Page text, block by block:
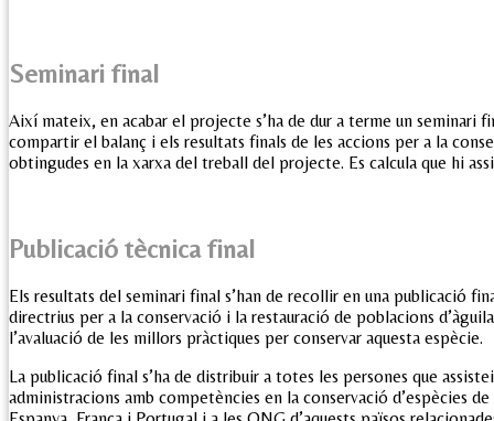
Seminari final
Així mateix, en acabar el projecte s’ha de dur a terme un seminari
compartir el balanç i els resultats finals de les accions per a la
obtingudes en la xarxa del treball del projecte. Es calcula que hi
Publicació tècnica final
Els resultats del seminari final s’han de recollir en una publicació
directrius per a la conservació i la restauració de poblacions
l’avaluació de les millors pràctiques per conservar aquesta espècie.
La publicació final s’ha de distribuir a totes les persones que
administracions amb competències en la conservació d’espècies